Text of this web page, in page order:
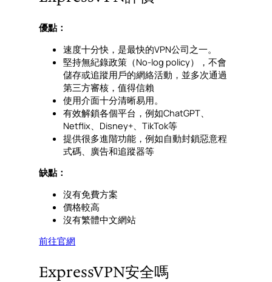
優點：
速度十分快，是最快的VPN公司之一。
堅持無紀錄政策（No-log policy），不會
儲存或追蹤用戶的網絡活動，並多次通過
第三方審核，值得信賴
使用介面十分清晰易用。
有效解鎖各個平台，例如ChatGPT、
Netflix、Disney+、TikTok等
提供很多進階功能，例如自動封鎖惡意程
式碼、廣告和追蹤器等
缺點：
沒有免費方案
價格較高
沒有繁體中文網站
前往官網
ExpressVPN安全嗎